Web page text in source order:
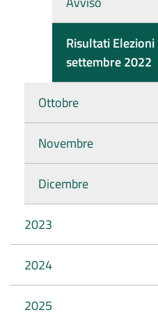
Risultati
settembre 2022
Ottobre
Novembre
Dicembre
2023
2024
2025